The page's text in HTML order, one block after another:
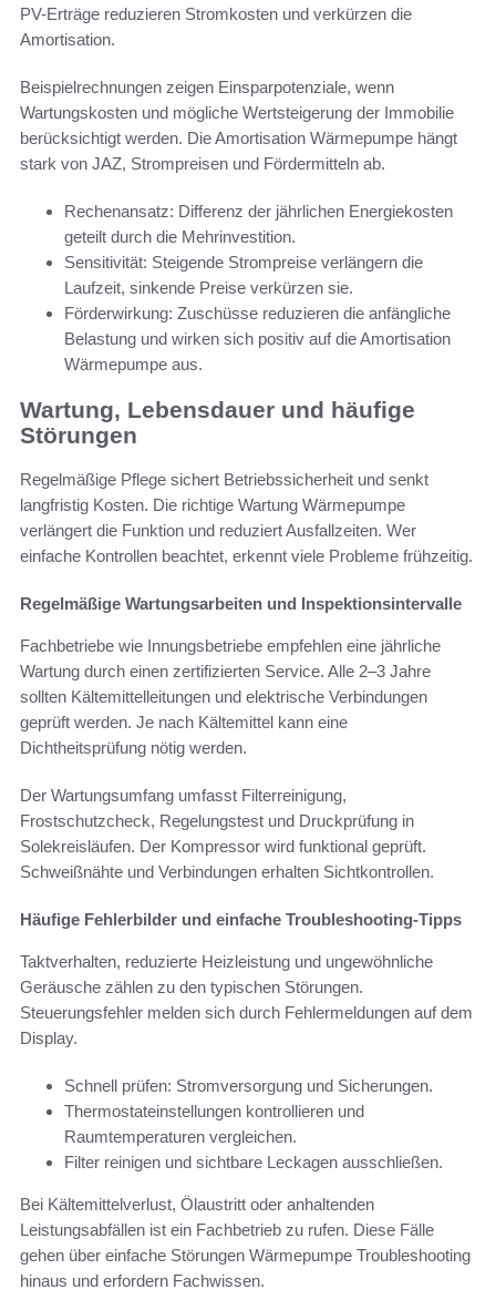
PV-Erträge reduzieren Stromkosten und verkürzen die
Amortisation.
Beispielrechnungen zeigen Einsparpotenziale, wenn
Wartungskosten und mögliche Wertsteigerung der Immobilie
berücksichtigt werden. Die Amortisation Wärmepumpe hängt
stark von JAZ, Strompreisen und Fördermitteln ab.
Rechenansatz: Differenz der jährlichen Energiekosten
geteilt durch die Mehrinvestition.
Sensitivität: Steigende Strompreise verlängern die
Laufzeit, sinkende Preise verkürzen sie.
Förderwirkung: Zuschüsse reduzieren die anfängliche
Belastung und wirken sich positiv auf die Amortisation
Wärmepumpe aus.
Wartung, Lebensdauer und häufige
Störungen
Regelmäßige Pflege sichert Betriebssicherheit und senkt
langfristig Kosten. Die richtige Wartung Wärmepumpe
verlängert die Funktion und reduziert Ausfallzeiten. Wer
einfache Kontrollen beachtet, erkennt viele Probleme frühzeitig.
Regelmäßige Wartungsarbeiten und Inspektionsintervalle
Fachbetriebe wie Innungsbetriebe empfehlen eine jährliche
Wartung durch einen zertifizierten Service. Alle 2–3 Jahre
sollten Kältemittelleitungen und elektrische Verbindungen
geprüft werden. Je nach Kältemittel kann eine
Dichtheitsprüfung nötig werden.
Der Wartungsumfang umfasst Filterreinigung,
Frostschutzcheck, Regelungstest und Druckprüfung in
Solekreisläufen. Der Kompressor wird funktional geprüft.
Schweißnähte und Verbindungen erhalten Sichtkontrollen.
Häufige Fehlerbilder und einfache Troubleshooting-Tipps
Taktverhalten, reduzierte Heizleistung und ungewöhnliche
Geräusche zählen zu den typischen Störungen.
Steuerungsfehler melden sich durch Fehlermeldungen auf dem
Display.
Schnell prüfen: Stromversorgung und Sicherungen.
Thermostateinstellungen kontrollieren und
Raumtemperaturen vergleichen.
Filter reinigen und sichtbare Leckagen ausschließen.
Bei Kältemittelverlust, Ölaustritt oder anhaltenden
Leistungsabfällen ist ein Fachbetrieb zu rufen. Diese Fälle
gehen über einfache Störungen Wärmepumpe Troubleshooting
hinaus und erfordern Fachwissen.